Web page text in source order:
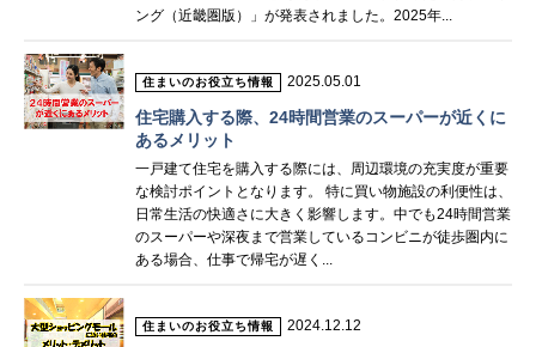
ング（近畿圏版）」が発表されました。2025年...
住まいのお役立ち情報 2025.05.01
住宅購入する際、24時間営業のスーパーが近くに
あるメリット
一戸建て住宅を購入する際には、周辺環境の充実度が重要
な検討ポイントとなります。 特に買い物施設の利便性は、
日常生活の快適さに大きく影響します。中でも24時間営業
のスーパーや深夜まで営業しているコンビニが徒歩圏内に
ある場合、仕事で帰宅が遅く...
住まいのお役立ち情報 2024.12.12